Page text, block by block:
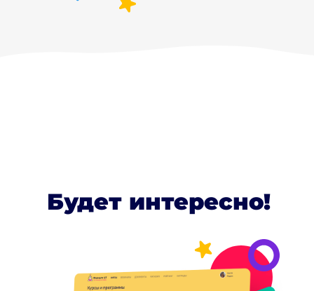
Будет интересно!